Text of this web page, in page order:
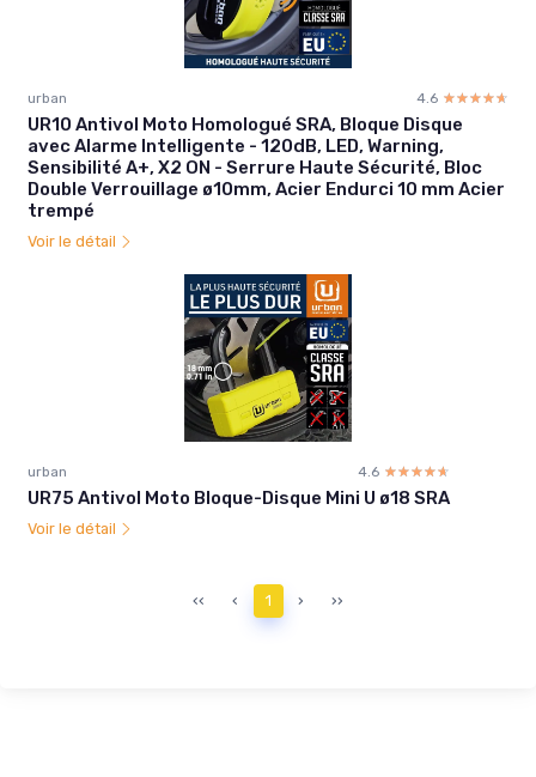
urban 4.6 ☆☆☆☆☆
★★★★★
UR10 Antivol Moto Homologué SRA, Bloque Disque
avec Alarme Intelligente - 120dB, LED, Warning,
Sensibilité A+, X2 ON - Serrure Haute Sécurité, Bloc
Double Verrouillage ø10mm, Acier Endurci 10 mm Acier
trempé
Voir le détail
urban 4.6 ☆☆☆☆☆
★★★★★
UR75 Antivol Moto Bloque-Disque Mini U ø18 SRA
Voir le détail
‹‹ ‹ 1 › ››